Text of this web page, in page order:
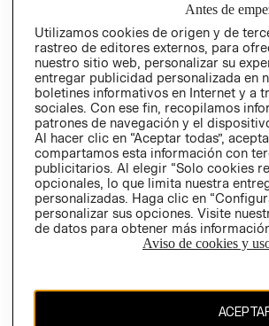
PRENSA
RELACIÓN CON
INVERSIONISTAS
POLÍTICA
EMPRESARIAL
Antes de
Utilizamos cookies de origen y de
rastreo de editores externos, para
nuestro sitio web, personalizar su
entregar publicidad personalizada en
boletines informativos en Internet y a
sociales. Con ese fin, recopilamos
patrones de navegación y el
Al hacer clic en “Aceptar todas”,
compartamos esta información con
publicitarios. Al elegir “Solo cookies
opcionales, lo que limita nuestra
personalizadas. Haga clic en
personalizar sus opciones. Visite
de datos para obtener más
Aviso de cookies y